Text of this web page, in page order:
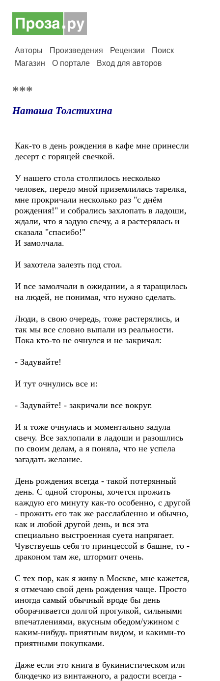
Авторы Произведения Рецензии
Поиск
Магазин
О портале Вход для авторов
***
Наташа Толстихина
Как-то в день рождения в кафе мне принесли
десерт с горящей свечкой.
У нашего стола столпилось несколько
человек, передо мной приземлилась тарелка,
мне прокричали несколько раз "с днём
рождения!" и собрались захлопать в ладоши,
ждали, что я задую свечу, а я растерялась и
сказала "спасибо!"
И замолчала.
И захотела залезть под стол.
И все замолчали в ожидании, а я таращилась
на людей, не понимая, что нужно сделать.
Люди, в свою очередь, тоже растерялись, и
так мы все словно выпали из реальности.
Пока кто-то не очнулся и не закричал:
- Задувайте!
И тут очнулись все и:
- Задувайте! - закричали все вокруг.
И я тоже очнулась и моментально задула
свечу. Все захлопали в ладоши и разошлись
по своим делам, а я поняла, что не успела
загадать желание.
День рождения всегда - такой потерянный
день. С одной стороны, хочется прожить
каждую его минуту как-то особенно, с другой
- прожить его так же расслабленно и обычно,
как и любой другой день, и вся эта
специально выстроенная суета напрягает.
Чувствуешь себя то принцессой в башне, то -
драконом там же, штормит очень.
С тех пор, как я живу в Москве, мне кажется,
я отмечаю свой день рождения чаще. Просто
иногда самый обычный вроде бы день
оборачивается долгой прогулкой, сильными
впечатлениями, вкусным обедом/ужином с
каким-нибудь приятным видом, и какими-то
приятными покупками.
Даже если это книга в букинистическом или
блюдечко из винтажного, а радости всегда -